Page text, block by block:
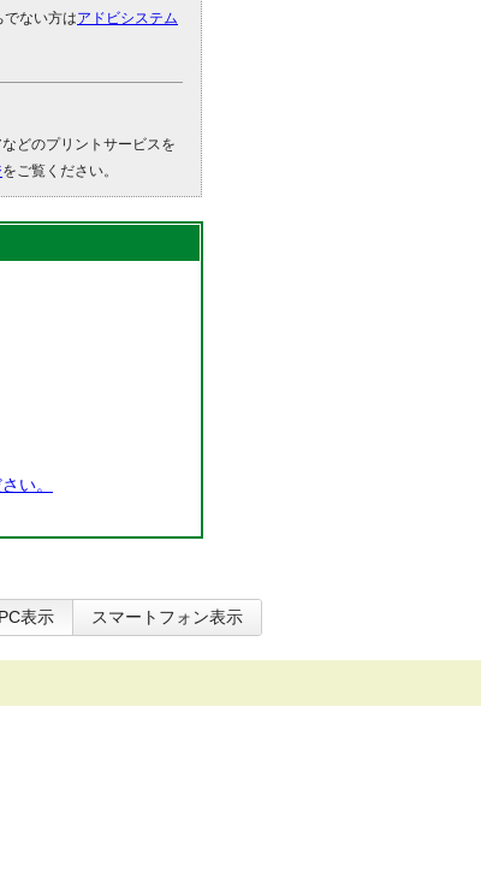
ない方はアドビシステム
どのプリントサービスを
をご覧ください。
い。
PC表示 スマートフォン表示